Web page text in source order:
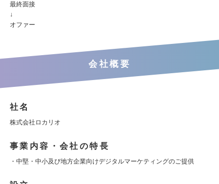
最終面接
↓
オファー
会社概要
社名
株式会社ロカリオ
事業内容・会社の特長
・中堅・中小及び地方企業向けデジタルマーケティングのご提供